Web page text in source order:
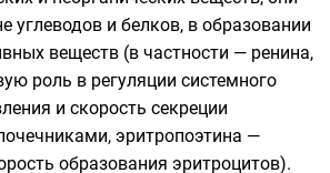
углеводов и белков, в образовании
веществ (в частности — ренина,
роль в регуляции системного
и скорость секреции
эритропоэтина —
образования эритроцитов).